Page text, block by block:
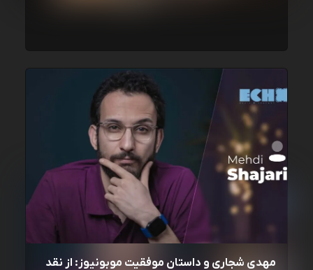
مهدی شجاری و داستان موفقیت موبونیوز: از نقد